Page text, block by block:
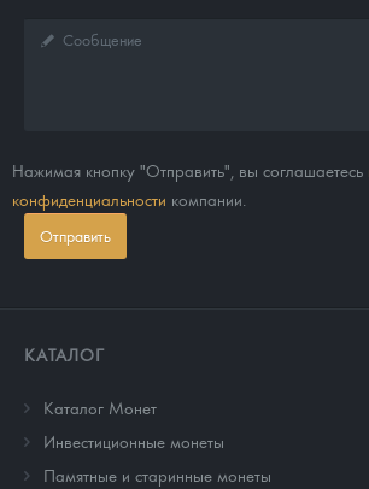
Нажимая кнопку "Отправить", вы соглашаетесь
конфиденциальности компании.
Отправить
КАТАЛОГ
Каталог Монет
Инвестиционные монеты
Памятные и старинные монеты